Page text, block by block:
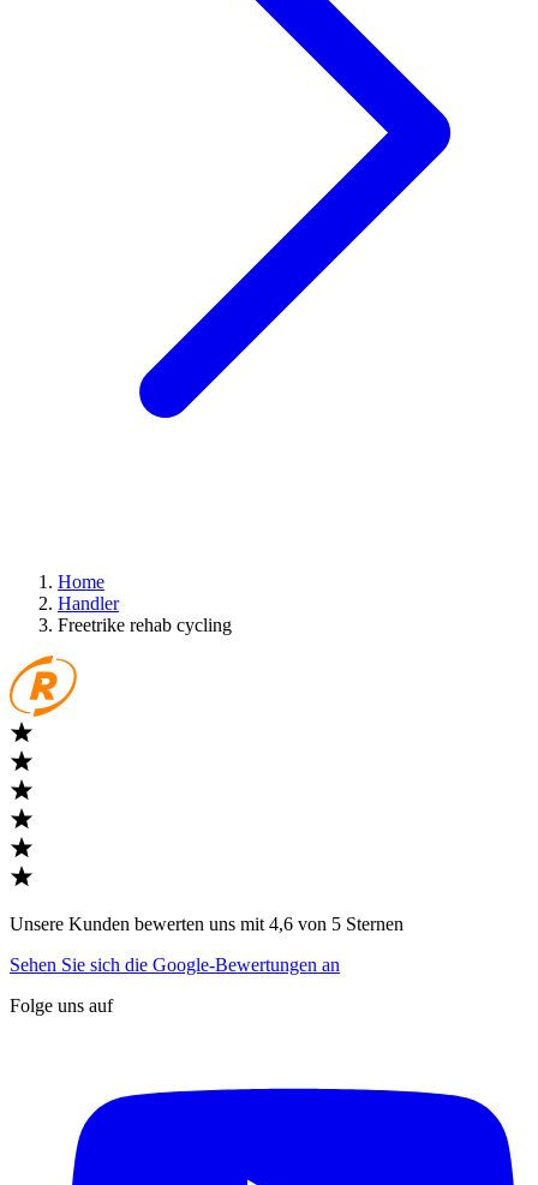
Home
Handler
Freetrike rehab cycling
Unsere Kunden bewerten uns mit 4,6 von 5 Sternen
Sehen Sie sich die Google-Bewertungen an
Folge uns auf